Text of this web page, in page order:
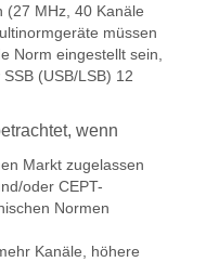
(27 MHz, 40 Kanäle
müssen
Norm eingestellt sein,
(USB/LSB) 12
wenn
Markt zugelassen
oder CEPT-
Normen
Kanäle, höhere